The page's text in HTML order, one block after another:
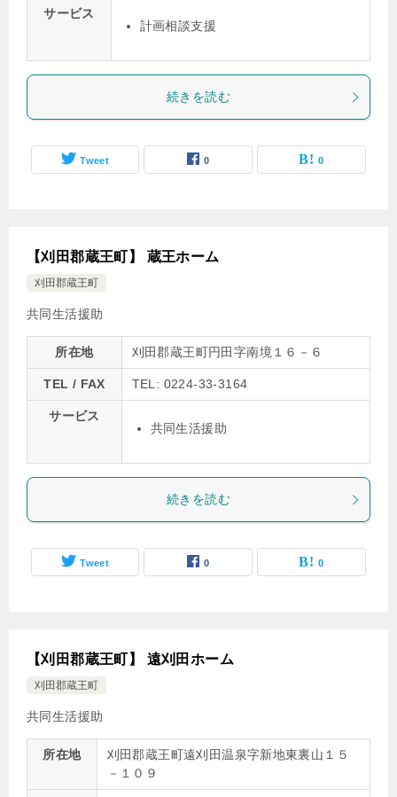
サービス
計画相談支援
続きを読む
Tweet 0 0
【刈田郡蔵王町】 蔵王ホーム
刈田郡蔵王町
共同生活援助
所在地 刈田郡蔵王町円田字南境１６－６
TEL / FAX TEL: 0224-33-3164
サービス
共同生活援助
続きを読む
Tweet 0 0
【刈田郡蔵王町】 遠刈田ホーム
刈田郡蔵王町
共同生活援助
所在地
刈田郡蔵王町遠刈田温泉字新地東裏山１５
－１０９